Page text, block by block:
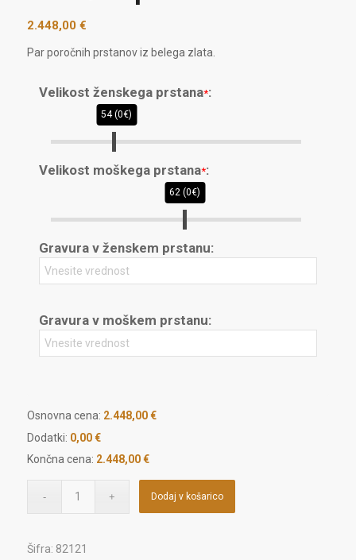
2.448,00 €
Par poročnih prstanov iz belega zlata.
Velikost ženskega prstana*:
54 (0€)
Velikost moškega prstana*:
62 (0€)
Gravura v ženskem prstanu:
Gravura v moškem prstanu:
Osnovna cena: 2.448,00€
Dodatki: 0,00 €
Končna cena: 2.448,00 €
Dodaj v košarico
Šifra: 82121